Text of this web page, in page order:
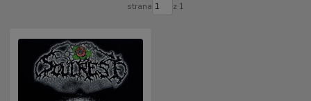
strana z 1